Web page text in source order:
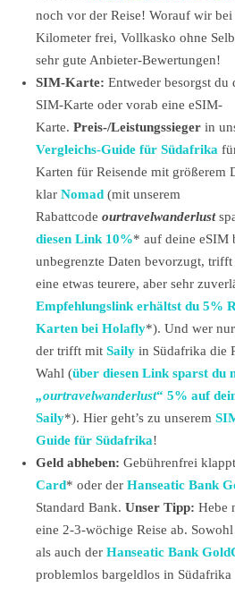
noch vor der Reise! Worauf wir
Kilometer frei, Vollkasko ohne
sehr gute Anbieter-Bewertungen!
SIM-Karte: Entweder besorgst
SIM-Karte oder vorab eine eSIM-
Karte. Preis-/Leistungssieger in
Vergleichs-Guide für Südafrika
Karten für Reisende mit größerem
klar Nomad (mit unserem
Rabattcode ourtravelwanderlust
diesen Link 10%* auf deine eSIM
unbegrenzte Daten bevorzugt,
eine etwas teurere, aber sehr
Empfehlungslink erhältst du 5%
Karten bei Holafly*). Und wer
der trifft mit Saily in Südafrika die
Wahl (über diesen Link sparst du
„ourtravelwanderlust“ 5% auf
Saily*). Hier geht’s zu unserem
Guide für Südafrika!
Geld abheben: Gebührenfrei
Card* oder der Hanseatic Bank
Standard Bank. Unser Tipp: Hebe
eine 2-3-wöchige Reise ab.
als auch der Hanseatic Bank
problemlos bargeldlos in Südafrika